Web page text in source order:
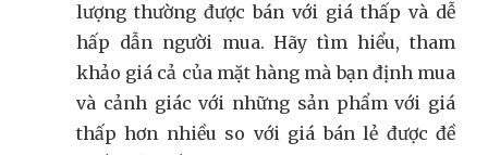
lượng thường được bán với giá thấp và dễ
hấp dẫn người mua. Hãy tìm hiểu, tham
khảo giá cả của mặt hàng mà bạn định mua
và cảnh giác với những sản phẩm với giá
thấp hơn nhiều so với giá bán lẻ được đề